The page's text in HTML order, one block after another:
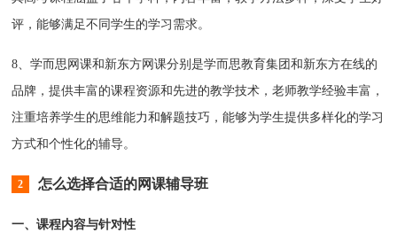
评，‌能够满足不同学生的学习需求。‌
8、学而思网课和新东方网课分别是学而思教育集团和新东方在线的
品牌，‌提供丰富的课程资源和先进的教学技术，‌老师教学经验丰富，‌
注重培养学生的思维能力和解题技巧，‌能够为学生提供多样化的学习
方式和个性化的辅导。‌
2 怎么选择合适的网课辅导班
一、课程内容与针对性